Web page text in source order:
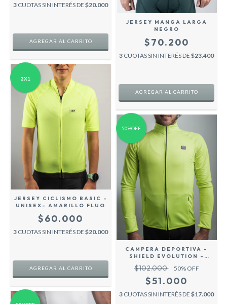
3 CUOTAS SIN INTERÉS DE $20.000
AGREGAR AL CARRITO
JERSEY MANGA LARGA
NEGRO
$70.200
3 CUOTAS SIN INTERÉS DE $23.400
AGREGAR AL CARRITO
2X1
JERSEY CICLISMO BASIC -
UNISEX- AMARILLO FLUO
$60.000
3 CUOTAS SIN INTERÉS DE $20.000
AGREGAR AL CARRITO
50%OFF
CAMPERA DEPORTIVA -
SHIELD EVOLUTION -
$102.000 50% OFF
$51.000
3 CUOTAS SIN INTERÉS DE $17.000